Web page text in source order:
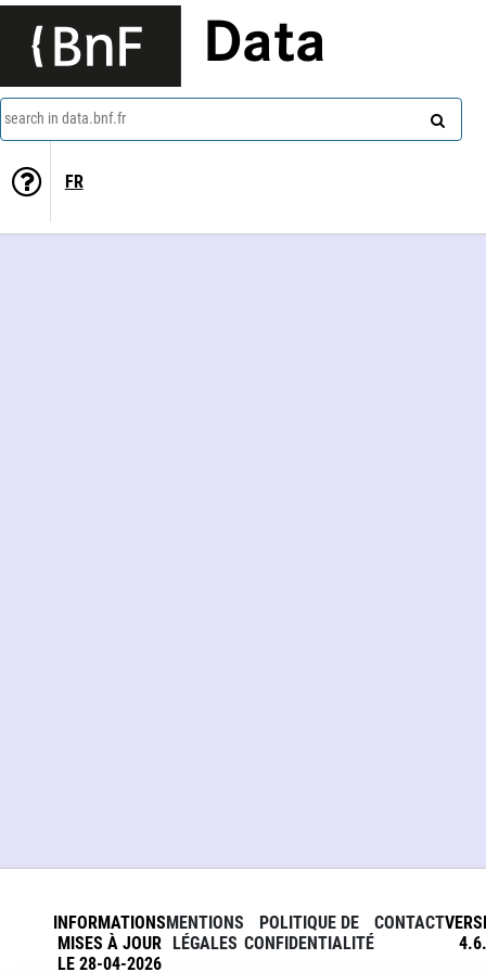
Data
search in data.bnf.fr
FR
INFORMATIONS
MISES À JOUR
LE 28-04-2026
MENTIONS
LÉGALES
POLITIQUE DE
CONFIDENTIALITÉ
CONTACT